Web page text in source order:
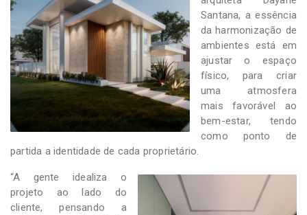
Santana, a essência
da harmonização de
ambientes está em
ajustar o espaço
físico, para criar
uma atmosfera
mais favorável ao
bem-estar, tendo
como ponto de
partida a identidade de cada proprietário.
“A gente idealiza o
projeto ao lado do
cliente, pensando a